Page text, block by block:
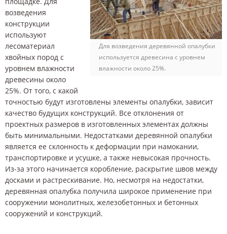
Для возведения деревянной опалубки
используется древесина с уровнем
влажности около 25%.
возведения
конструкции
используют
лесоматериал
хвойных пород с
уровнем влажности
древесины около
25%. От того, с какой
точностью будут изготовлены элементы опалубки, зависит
качество будущих конструкций. Все отклонения от
проектных размеров в изготовленных элементах должны
быть минимальными. Недостатками деревянной опалубки
является ее склонность к деформации при намокании,
транспортировке и усушке, а также невысокая прочность.
Из-за этого начинается коробление, раскрытие швов между
досками и растрескивание. Но, несмотря на недостатки,
деревянная опалубка получила широкое применение при
сооружении монолитных, железобетонных и бетонных
сооружений и конструкций.